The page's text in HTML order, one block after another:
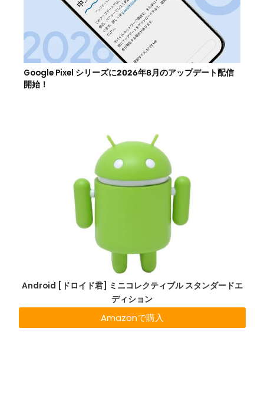
Google Pixel シリーズに2026年8月のアップデート配信
開始！
Android [ドロイド君] ミニコレクティブル スタンダードエ
ディション
Amazonで購入